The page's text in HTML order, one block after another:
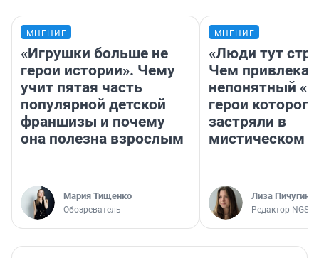
МНЕНИЕ
«Игрушки больше не
герои истории». Чему
учит пятая часть
популярной детской
франшизы и почему
она полезна взрослым
Мария Тищенко
Обозреватель
МНЕНИЕ
«Люди тут
Чем
непонятный
герои которого
застряли в
мистическом
Лиза Пичугина
Редактор